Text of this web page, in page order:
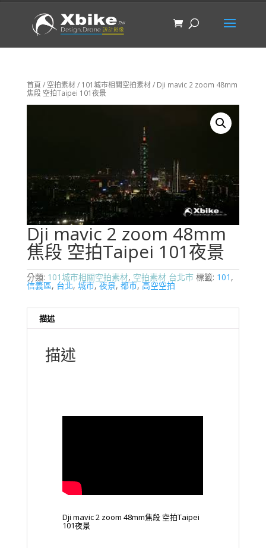
首頁 / 空拍素材/ 101城市相關空拍素材/ Dji mavic 2 zoom 48mm
焦段 空拍Taipei 101夜景
Dji mavic 2 zoom 48mm
焦段 空拍Taipei 101夜景
分類: 101城市相關空拍素材, 空拍素材 台北市 標籤: 101 ,
信義區, 台北, 城市,夜景,都市,高空空拍
描述
描述
Dji mavic 2 zoom 48mm焦段 空拍Taipei
101夜景